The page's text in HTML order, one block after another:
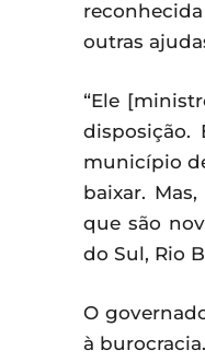
outras
“Ele
disposição.
município
baixar.
que são
do Sul, Rio
O
à burocracia.